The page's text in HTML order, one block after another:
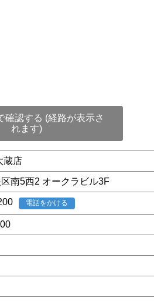
確認する (経路が表示さ
れます)
蔵店
南5西2 オークラビル3F
電話をかける